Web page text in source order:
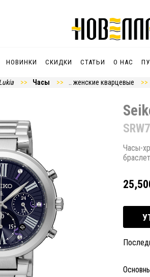
НОВИНКИ СКИДКИ СТАТЬИ О НАС
Часы .. женские кварцевые
Часы-